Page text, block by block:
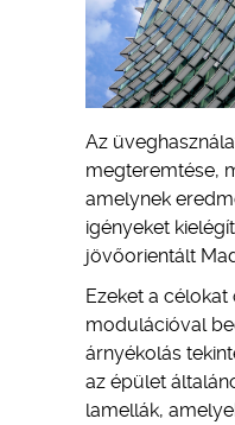
Az
megteremtése,
amelynek
igényeket
jövőorientált
Ezeket a
modulációval
árnyékolás
az épület
lamellák,